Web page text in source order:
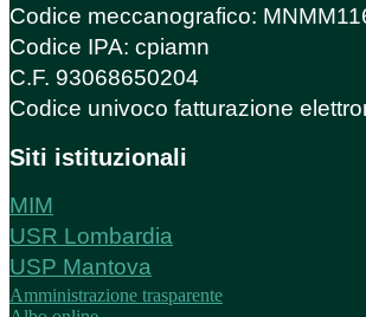
Codice meccanografico:
Codice IPA: cpiamn
C.F. 93068650204
Codice univoco fatturazione
Siti istituzionali
MIM
USR Lombardia
USP Mantova
Amministrazione trasparente